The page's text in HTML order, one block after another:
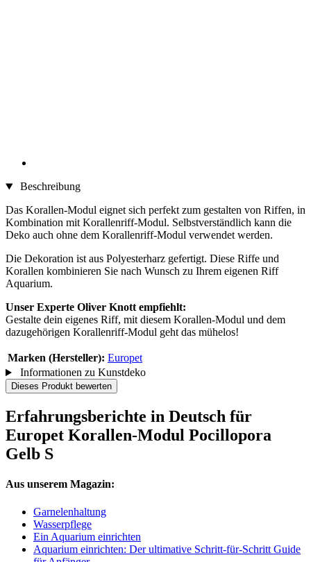
Beschreibung
Das Korallen-Modul eignet sich perfekt zum gestalten von Riffen, in
Kombination mit Korallenriff-Modul. Selbstverständlich kann die
Deko auch ohne dem Korallenriff-Modul verwendet werden.
Die Dekoration ist aus Polyesterharz gefertigt. Diese Riffe und
Korallen kombinieren Sie nach Wunsch zu Ihrem eigenen Riff
Aquarium.
Unser Experte Oliver Knott empfiehlt:
Gestalte dein eigenes Riff, mit diesem Korallen-Modul und dem
dazugehörigen Korallenriff-Modul geht das mühelos!
Marken (Hersteller): Europet
Informationen zu Kunstdeko
Dieses Produkt bewerten
Erfahrungsberichte in Deutsch für
Europet Korallen-Modul Pocillopora
Gelb S
Aus unserem Magazin:
Garnelenhaltung
Wasserpflege
Ein Aquarium einrichten
Aquarium einrichten: Der ultimative Schritt-für-Schritt Guide